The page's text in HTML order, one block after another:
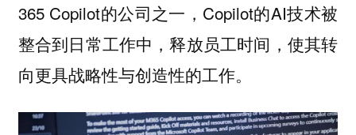
365 Copilot的公司之一，Copilot的AI技术被
整合到日常工作中，释放员工时间，使其转
向更具战略性与创造性的工作。